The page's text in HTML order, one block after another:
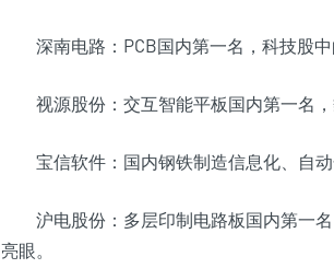
深南电路：PCB国内第一名，科技股
视源股份：交互智能平板国内第一名，
宝信软件：国内钢铁制造信息化、自动
沪电股份：多层印制电路板国内第一
亮眼。